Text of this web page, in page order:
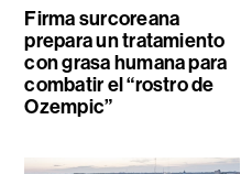
Firma surcoreana
prepara un tratamiento
con grasa humana para
combatir el “rostro de
Ozempic”